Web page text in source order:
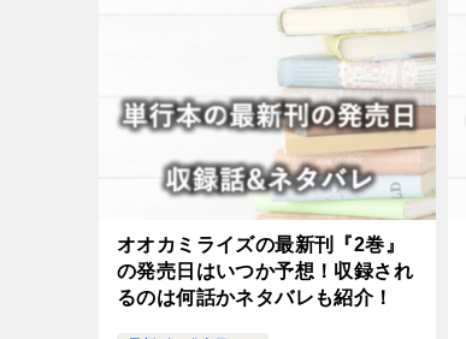
オオカミライズの最新刊『2巻』
の発売日はいつか予想！収録され
るのは何話かネタバレも紹介！